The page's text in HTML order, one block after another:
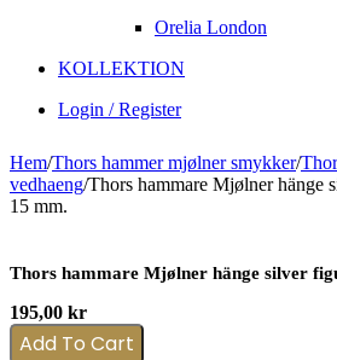
Orelia London
KOLLEKTION
Login / Register
Hem/Thors hammer mjølner smykker/
vedhaeng/Thors hammare Mjølner hänge
15 mm.
Thors hammare Mjølner hänge silver
195,00 kr
Add To Cart